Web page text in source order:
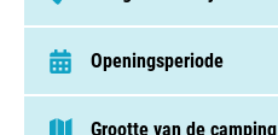
Openingsperiode
van 1 april t/m 27 oktober
Grootte van de camping